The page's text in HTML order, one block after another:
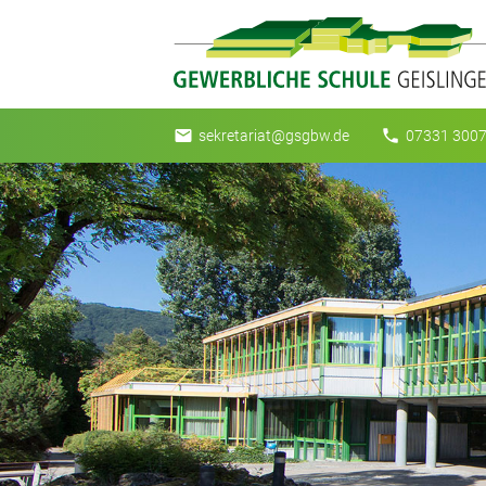
email sekretariat@gsgbw.de phone 07331